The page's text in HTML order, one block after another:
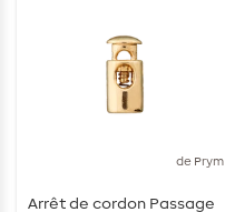
de Prym
Arrêt de cordon Passage